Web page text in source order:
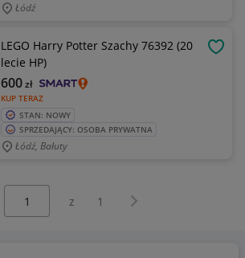
Łódź
LEGO Harry Potter Szachy 76392 (20
lecie HP)
KUP TERAZ
600zł
STAN: NOWY
SPRZEDAJĄCY: OSOBA PRYWATNA
Łódź, Bałuty
z 1 Następna strona